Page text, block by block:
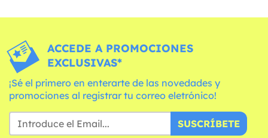
ACCEDE A PROMOCIONES
EXCLUSIVAS*
¡Sé el primero en enterarte de las novedades y
promociones al registrar tu correo eletrónico!
SUSCRÍBETE